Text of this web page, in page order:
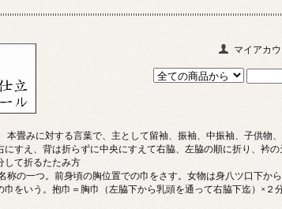
マイアカウ
畳みに対する言葉で、主として留袖、振袖、中振袖、子供物
すえ、背は折らずに中央にすえて右脇、左脇の順に折り、衿
して折るたたみ方
の一つ。前身頃の胸位置での巾をさす。女物は身八ツ口下か
巾をいう。抱巾＝胸巾（左脇下から乳頭を通って右脇下迄）×